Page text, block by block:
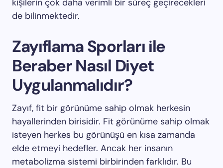
kişilerin çok daha verimli bir süreç geçirecekleri
de bilinmektedir.
Zayıflama Sporları ile
Beraber Nasıl Diyet
Uygulanmalıdır?
Zayıf, fit bir görünüme sahip olmak herkesin
hayallerinden birisidir. Fit görünüme sahip olmak
isteyen herkes bu görünüşü en kısa zamanda
elde etmeyi hedefler. Ancak her insanın
metabolizma sistemi birbirinden farklıdır. Bu